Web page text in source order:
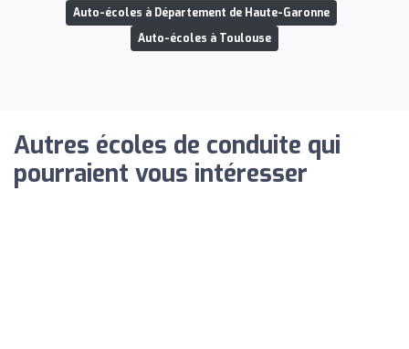
Auto-écoles à Département de Haute-Garonne
Auto-écoles à Toulouse
Autres écoles de conduite qui
pourraient vous intéresser